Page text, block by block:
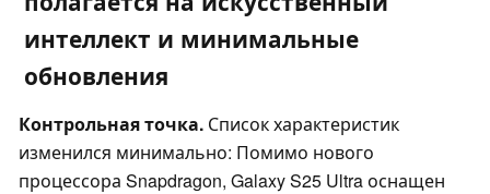
интеллект и минимальные
обновления
Контрольная точка. Список характеристик
изменился минимально: Помимо нового
процессора Snapdragon, Galaxy S25 Ultra оснащен